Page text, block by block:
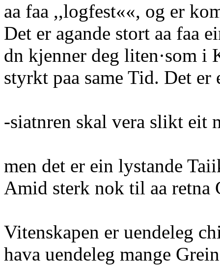
aa faa ,,logfest««, og er
Det er agande stort aa faa
dn kjenner deg liten·som i
styrkt paa same Tid. Det
-siatnren skal vera slikt eit
men det er ein lystande
Amid sterk nok til aa
Vitenskapen er uendeleg
hava uendeleg mange